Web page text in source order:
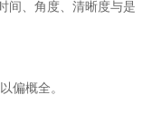
间、角度、清晰度与是
偏概全。